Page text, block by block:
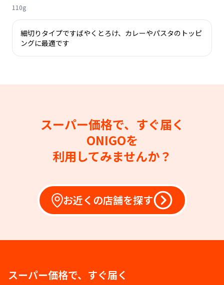
110g
細切りタイプですばやくとろけ、カレーやパスタのトッピ
ングに最適です
スーパー価格で、すぐ届く
ONIGOを
利用してみませんか？
お近くの店舗を探す
スーパー価格で、すぐ届く